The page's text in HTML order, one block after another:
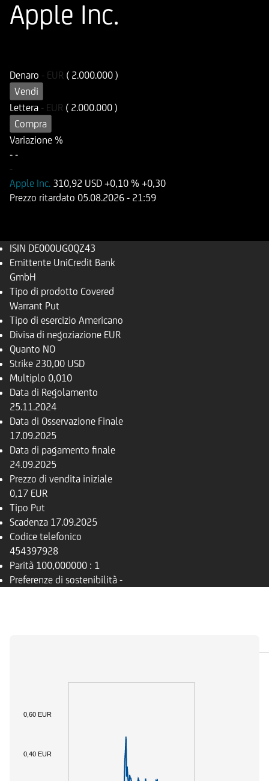
Apple Inc.
Denaro - EUR ( 2.000.000 )
Vendi
Lettera - EUR ( 2.000.000 )
Compra
Variazione %
- -
-
Apple Inc. 310,92 USD +0,10 % +0,30
Prezzo ritardato 05.08.2026 - 21:59
ISIN DE000UG0QZ43
Emittente UniCredit Bank
GmbH
Tipo di prodotto Covered
Warrant Put
Tipo di esercizio Americano
Divisa di negoziazione EUR
Quanto NO
Strike 230,00 USD
Multiplo 0,010
Data di Regolamento
25.11.2024
Data di Osservazione Finale
17.09.2025
Data di pagamento finale
24.09.2025
Prezzo di vendita iniziale
0,17 EUR
Tipo Put
Scadenza 17.09.2025
Codice telefonico
454397928
Parità 100,000000 : 1
Preferenze di sostenibilità -
0,40 EUR
0,60 EUR